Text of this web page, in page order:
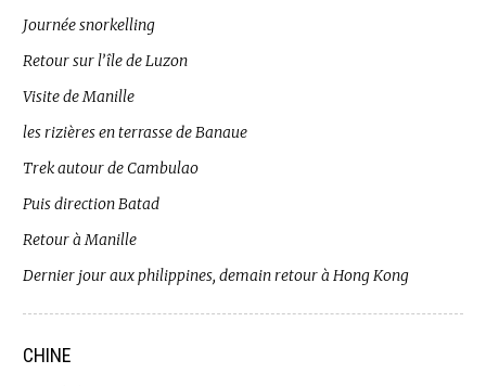
Journée snorkelling
Retour sur l’île de Luzon
Visite de Manille
les rizières en terrasse de Banaue
Trek autour de Cambulao
Puis direction Batad
Retour à Manille
Dernier jour aux philippines, demain retour à Hong Kong
CHINE